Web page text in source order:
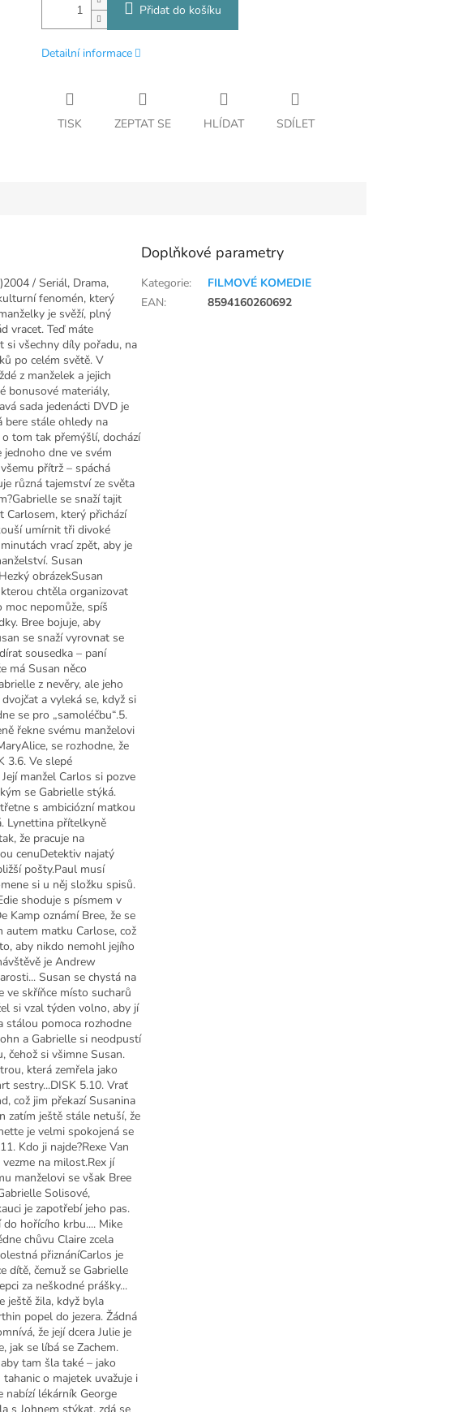
Přidat do košíku
Detailní informace
TISK ZEPTAT SE HLÍDAT SDÍLET
/ Seriál, Drama,
fenomén, který
je svěží, plný
vracet. Teď máte
si všechny díly pořadu, na
po celém světě. V
z manželek a jejich
bonusové materiály,
sada jedenácti DVD je
bere stále ohledy na
tom tak přemýšlí, dochází
jednoho dne ve svém
přítrž – spáchá
různá tajemství ze světa
se snaží tajit
Carlosem, který přichází
umírnit tři divoké
vrací zpět, aby je
Susan
obrázekSusan
chtěla organizovat
moc nepomůže, spíš
Bree bojuje, aby
se snaží vyrovnat se
sousedka – paní
má Susan něco
z nevěry, ale jeho
a vyleká se, když si
se pro „samoléčbu“.5.
řekne svému manželovi
se rozhodne, že
3.6. Ve slepé
manžel Carlos si pozve
se Gabrielle stýká.
s ambiciózní matkou
Lynettina přítelkyně
že pracuje na
cenuDetektiv najatý
pošty.Paul musí
si u něj složku spisů.
shoduje s písmem v
Kamp oznámí Bree, že se
matku Carlose, což
aby nikdo nemohl jejího
je Andrew
Susan se chystá na
ve skříňce místo sucharů
si vzal týden volno, aby jí
stálou pomoca rozhodne
a Gabrielle si neodpustí
čehož si všimne Susan.
která zemřela jako
sestry...DISK 5.10. Vrať
což jim překazí Susanina
zatím ještě stále netuší, že
je velmi spokojená se
Kdo ji najde?Rexe Van
na milost.Rex jí
manželovi se však Bree
Solisové,
je zapotřebí jeho pas.
hořícího krbu.... Mike
chůvu Claire zcela
přiznáníCarlos je
dítě, čemuž se Gabrielle
za neškodné prášky...
ještě žila, když byla
popel do jezera. Žádná
že její dcera Julie je
jak se líbá se Zachem.
tam šla také – jako
o majetek uvažuje i
nabízí lékárník George
s Johnem stýkat, zdá se
Doplňkové parametry
Kategorie:
FILMOVÉ KOMEDIE
EAN: 8594160260692